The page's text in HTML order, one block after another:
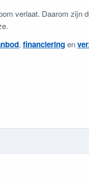
verlaat. Daarom zijn
, financieringen